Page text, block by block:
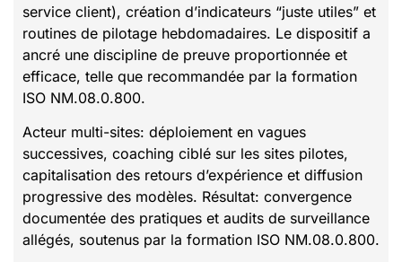
service client), création d’indicateurs “juste utiles” et
routines de pilotage hebdomadaires. Le dispositif a
ancré une discipline de preuve proportionnée et
efficace, telle que recommandée par la formation
ISO NM.08.0.800.
Acteur multi-sites: déploiement en vagues
successives, coaching ciblé sur les sites pilotes,
capitalisation des retours d’expérience et diffusion
progressive des modèles. Résultat: convergence
documentée des pratiques et audits de surveillance
allégés, soutenus par la formation ISO NM.08.0.800.